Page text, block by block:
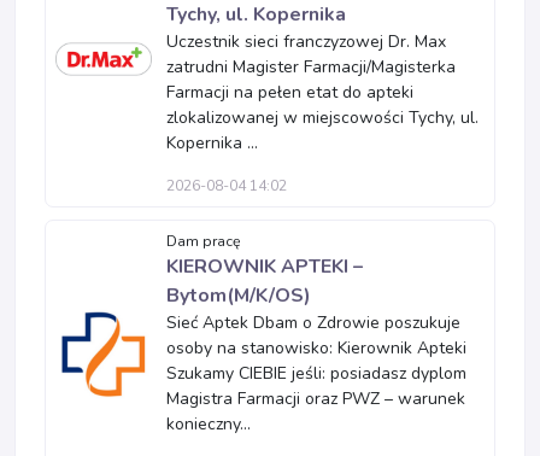
Tychy, ul. Kopernika
Uczestnik sieci franczyzowej Dr. Max
zatrudni Magister Farmacji/Magisterka
Farmacji na pełen etat do apteki
zlokalizowanej w miejscowości Tychy, ul.
Kopernika ...
2026-08-04 14:02
Dam pracę
KIEROWNIK APTEKI –
Bytom(M/K/OS)
Sieć Aptek Dbam o Zdrowie poszukuje
osoby na stanowisko: Kierownik Apteki
Szukamy CIEBIE jeśli: posiadasz dyplom
Magistra Farmacji oraz PWZ – warunek
konieczny...